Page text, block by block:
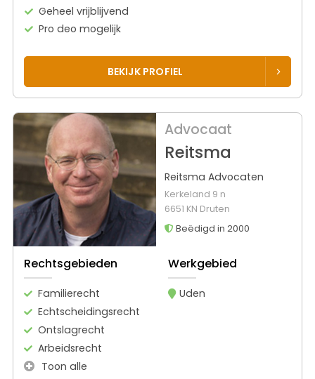
Geheel vrijblijvend
Pro deo mogelijk
BEKIJK PROFIEL
Advocaat
Reitsma
Reitsma Advocaten
Kerkeland 9 n
6651 KN Druten
Beëdigd in 2000
Rechtsgebieden
Familierecht
Echtscheidingsrecht
Ontslagrecht
Arbeidsrecht
Toon alle
Werkgebied
Uden